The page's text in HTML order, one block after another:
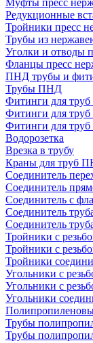
Редукционные
Тройники пресс
Трубы из
Уголки и отводы
Фланцы пресс
ПНД трубы и
Трубы ПНД
Фитинги для
Фитинги для
Фитинги для
Водорозетка
Врезка в трубу
Краны для труб
Соединитель
Соединитель
Соединитель с
Соединитель
Соединитель
Тройники с
Тройники с
Тройники
Угольники с
Угольники с
Угольники
Трубы
Трубы